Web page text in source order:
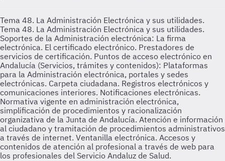
Tema 48. La Administración Electrónica y sus utilidades.
Tema 48. La Administración Electrónica y sus utilidades.
Soportes de la Administración electrónica: La firma
electrónica. El certificado electrónico. Prestadores de
servicios de certificación. Puntos de acceso electrónico en
Andalucía (Servicios, trámites y contenidos): Plataformas
para la Administración electrónica, portales y sedes
electrónicas. Carpeta ciudadana. Registros electrónicos y
comunicaciones interiores. Notificaciones electrónicas.
Normativa vigente en administración electrónica,
simplificación de procedimientos y racionalización
organizativa de la Junta de Andalucía. Atención e información
al ciudadano y tramitación de procedimientos administrativos
a través de internet. Ventanilla electrónica. Accesos y
contenidos de atención al profesional a través de web para
los profesionales del Servicio Andaluz de Salud.